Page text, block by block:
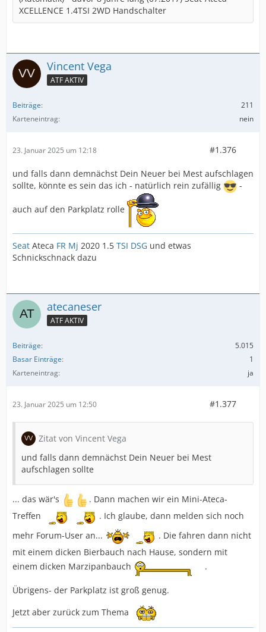
XCELLENCE 1.4TSI 2WD Handschalter
Vincent Vega
ATF AKTIV
Beiträge
211
Karteneintrag
nein
23. Januar 2025 um 12:18 #1.376
und falls dann demnächst Dein Neuer bei Mest aufschlagen
sollte, könnte es sein das ich - natürlich rein zufällig
-
auch auf den Parkplatz rolle
Seat Ateca FR Mj 2020 1.5 TSI DSG und etwas
Schnickschnack dazu
atecaneser
ATF AKTIV
Beiträge
5.015
Basar Einträge
1
Karteneintrag
ja
23. Januar 2025 um 12:50 #1.377
Zitat von Vincent Vega
und falls dann demnächst Dein Neuer bei Mest
aufschlagen sollte
... das wär's
. Dann machen wir ein Mini-Ateca-
Treffen
. Ich glaube, dann melden sich noch
mehr Forum-User an...
. Die fahren dann nicht
mit einem dicken Bierbauch nach Hause, sondern mit
einem dicken Marzipanbauch
.
Übrigens- der Parkplatz ist groß genug.
Jetzt aber zurück zum Thema